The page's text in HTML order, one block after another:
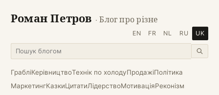
Роман Петров · Блог про різне
EN FR NL RU UK
ГрабліКерівництвоТехнік по холодуПродажіПолітика
МаркетингКазкиЦитатиЛідерствоМотиваціяРеконізм